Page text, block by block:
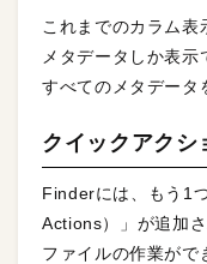
これまでのカラム
メタデータしか表示
すべてのメタデータ
クイックアクシ
Finderには、もう1
Actions）」が追加
ファイルの作業がで